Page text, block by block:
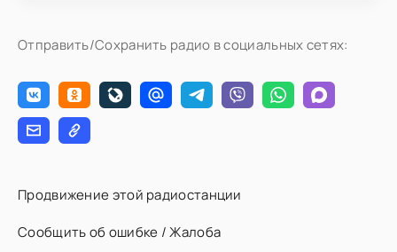
Отправить/Сохранить радио в социальных сетях:
Продвижение этой радиостанции
Сообщить об ошибке / Жалоба